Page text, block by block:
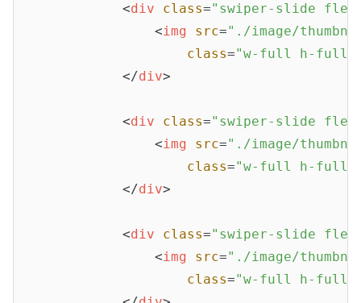
<div class="swiper-slide
<img src="./image/
class="w-full h-full
</div>
<div class="swiper-slide
<img src="./image/
class="w-full h-full
</div>
<div class="swiper-slide
<img src="./image/
class="w-full h-full